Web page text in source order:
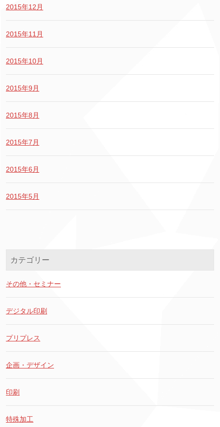
2015年12月
2015年11月
2015年10月
2015年9月
2015年8月
2015年7月
2015年6月
2015年5月
カテゴリー
その他・セミナー
デジタル印刷
プリプレス
企画・デザイン
印刷
特殊加工